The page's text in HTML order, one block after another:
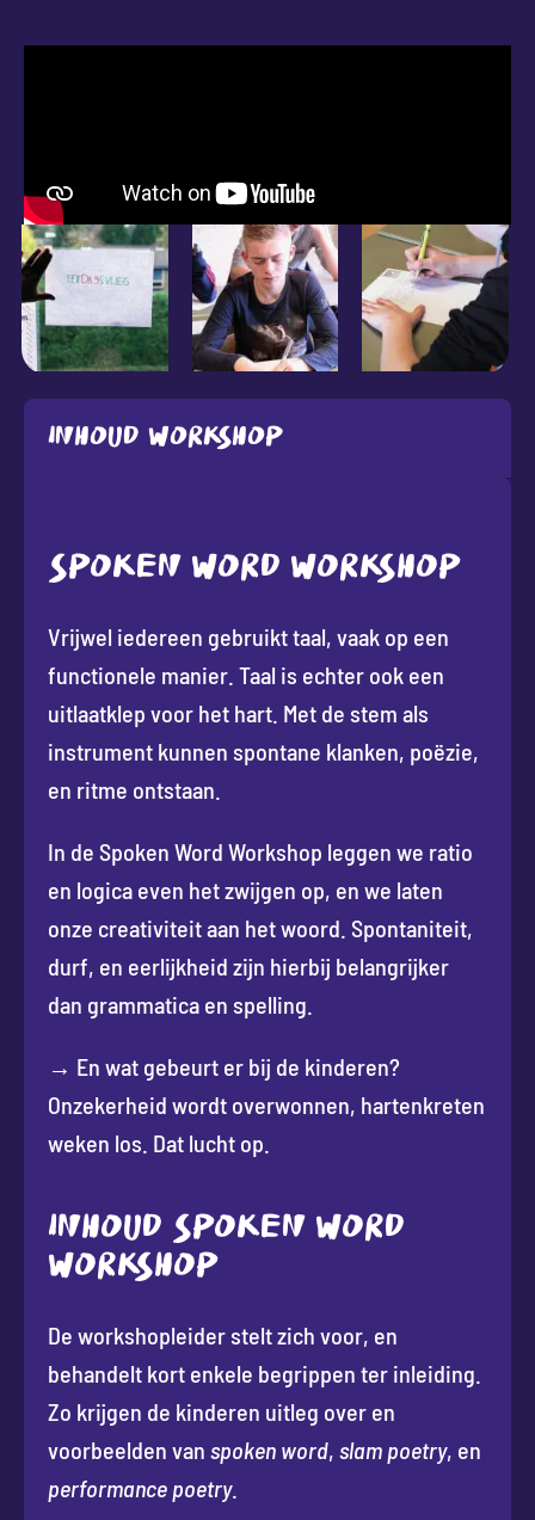
Inhoud workshop
SPOKEN WORD WORKSHOP
Vrijwel iedereen gebruikt taal, vaak op een
functionele manier. Taal is echter ook een
uitlaatklep voor het hart. Met de stem als
instrument kunnen spontane klanken, poëzie,
en ritme ontstaan.
In de Spoken Word Workshop leggen we ratio
en logica even het zwijgen op, en we laten
onze creativiteit aan het woord. Spontaniteit,
durf, en eerlijkheid zijn hierbij belangrijker
dan grammatica en spelling.
→ En wat gebeurt er bij de kinderen?
Onzekerheid wordt overwonnen, hartenkreten
weken los. Dat lucht op.
INHOUD SPOKEN WORD
WORKSHOP
De workshopleider stelt zich voor, en
behandelt kort enkele begrippen ter inleiding.
Zo krijgen de kinderen uitleg over en
voorbeelden van spoken word, slam poetry, en
performance poetry.